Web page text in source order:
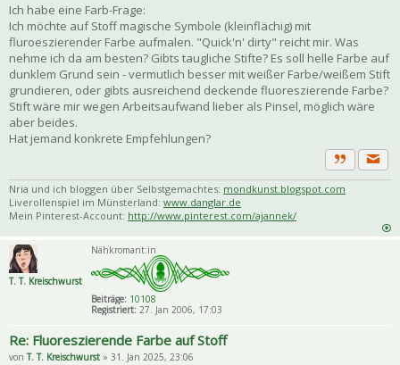
Ich habe eine Farb-Frage:
Ich möchte auf Stoff magische Symbole (kleinflächig) mit
fluroeszierender Farbe aufmalen. "Quick'n' dirty" reicht mir. Was
nehme ich da am besten? Gibts taugliche Stifte? Es soll helle Farbe auf
dunklem Grund sein - vermutlich besser mit weißer Farbe/weißem Stift
grundieren, oder gibts ausreichend deckende fluoreszierende Farbe?
Stift wäre mir wegen Arbeitsaufwand lieber als Pinsel, möglich wäre
aber beides.
Hat jemand konkrete Empfehlungen?
Zitat
Nria und ich bloggen über Selbstgemachtes: mondkunst.blogspot.com
Liverollenspiel im Münsterland: www.danglar.de
Mein Pinterest-Account: http://www.pinterest.com/ajannek/
T. T. Kreischwurst
Nähkromant:in
Beiträge: 10108
Registriert: 27. Jan 2006, 17:03
Re: Fluoreszierende Farbe auf Stoff
vonT. T. Kreischwurst » 31. Jan 2025, 23:06